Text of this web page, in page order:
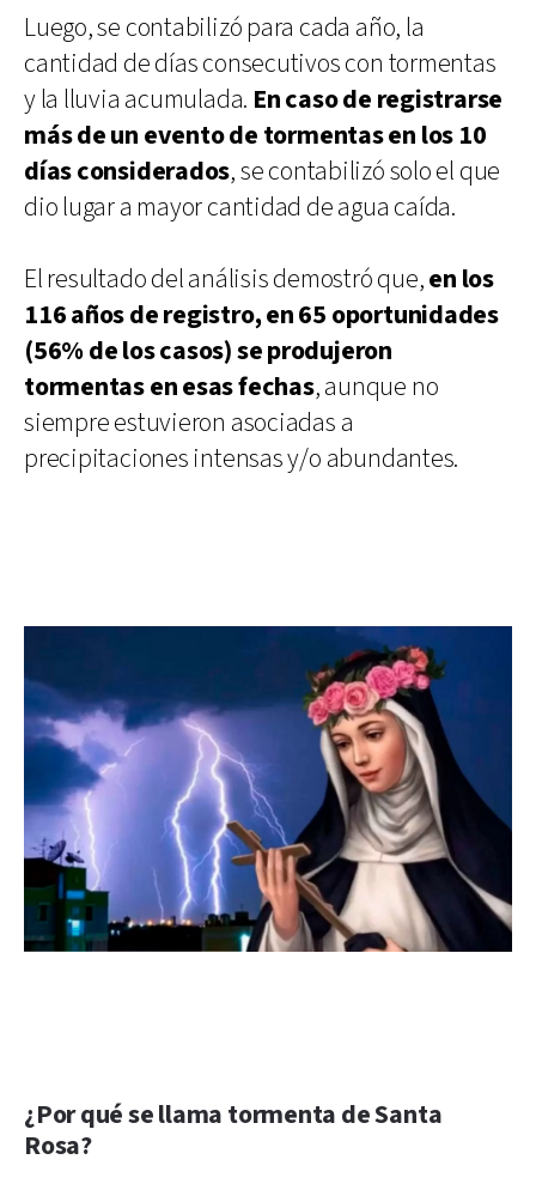
Luego, se contabilizó para cada año, la
cantidad de días consecutivos con tormentas
y la lluvia acumulada. En caso de registrarse
más de un evento de tormentas en los 10
días considerados, se contabilizó solo el que
dio lugar a mayor cantidad de agua caída.
El resultado del análisis demostró que,en los
116 años de registro, en 65 oportunidades
(56% de los casos) se produjeron
tormentas en esas fechas, aunque no
siempre estuvieron asociadas a
precipitaciones intensas y/o abundantes.
¿Por qué se llama tormenta de Santa
Rosa?